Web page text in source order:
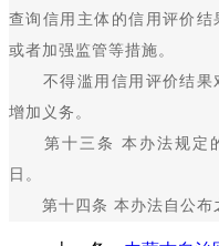
查询信用主体的信用评价结
或者加强监管等措施。
不得滥用信用评价结果
增加义务。
第十三条 本办法规定的
日。
第十四条 本办法自公布